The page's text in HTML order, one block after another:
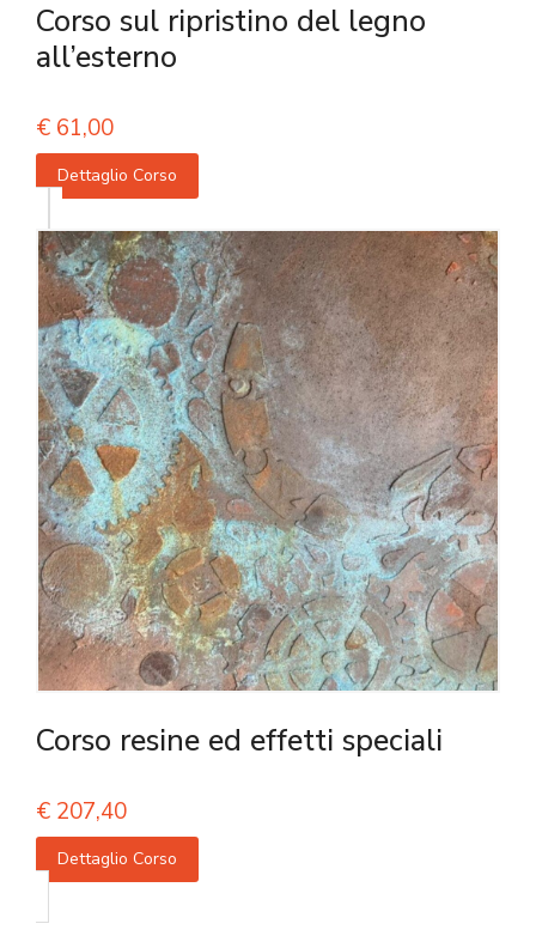
Corso sul ripristino del legno
all’esterno
€ 61,00
Dettaglio Corso
Corso resine ed effetti speciali
€ 207,40
Dettaglio Corso